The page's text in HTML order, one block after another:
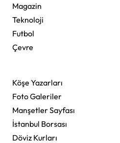
Magazin
Teknoloji
Futbol
Çevre
Köşe Yazarları
Foto Galeriler
Manşetler Sayfası
İstanbul Borsası
Döviz Kurları